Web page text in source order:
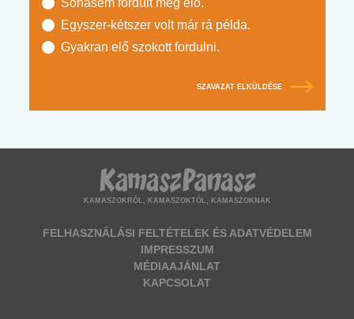
Sohasem fordult még elő.
Egyszer-kétszer volt már rá példa.
Gyakran elő szokott fordulni.
SZAVAZAT ELKÜLDÉSE
KAMASZOKRÓL, KAMASZOKTÓL, KAMASZOKNAK
FELHASZNÁLÁSI FELTÉTELEK ÉS ADATVÉDELEM
IMPRESSZUM
MÉDIAAJÁNLAT
KAPCSOLAT